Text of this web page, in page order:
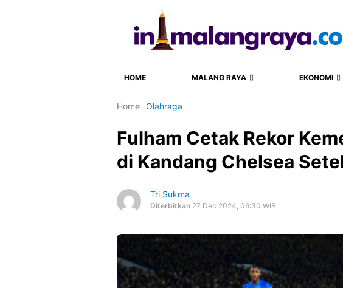
HOME MALANG RAYA EKONOMI
Home Olahraga
Fulham Cetak Rekor
di Kandang Chelsea
Tri Sukma
Diterbitkan 27 Dec 2024, 06:30 WIB